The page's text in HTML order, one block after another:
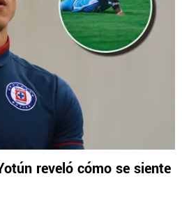
reveló cómo se siente